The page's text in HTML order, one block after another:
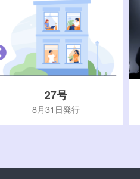
27号
8月31日発行